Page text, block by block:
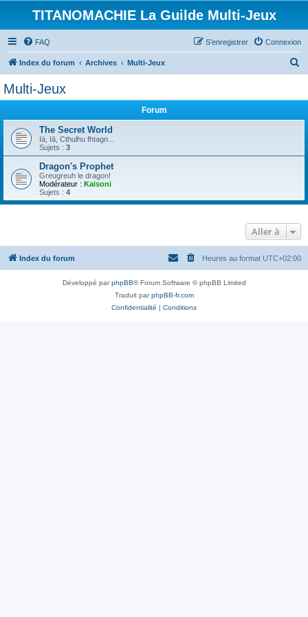
TITANOMACHIE La Guilde Multi-Jeux
FAQ Connexion
S’enregistrer
Index du forum Archives Multi-Jeux
Multi-Jeux
Forum
The Secret World
Iä, Iä, Cthulhu fhtagn...
Sujets : 3
Dragon's Prophet
Greugreuh le dragon!
Modérateur : Kaisoni
Sujets : 4
Aller à
Index du forum Heures au format UTC+02:00
Développé parphpBB® Forum Software © phpBB Limited
Traduit parphpBB-fr.com
Confidentialité | Conditions